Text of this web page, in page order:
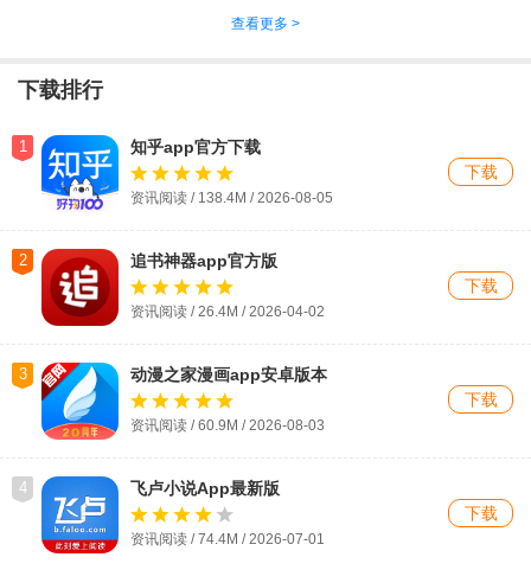
查看更多 >
下载排行
1 知乎app官方下载
资讯阅读 / 138.4M /2026-08-05
下载
2 追书神器app官方版
资讯阅读 / 26.4M / 2026-04-02
下载
3 动漫之家漫画app安卓版本
资讯阅读 / 60.9M / 2026-08-03
下载
4 飞卢小说App最新版
资讯阅读 / 74.4M / 2026-07-01
下载